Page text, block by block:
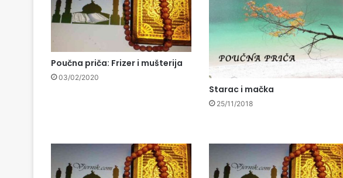
Poučna priča: Frizer i mušterija
03/02/2020
Starac i mačka
25/11/2018